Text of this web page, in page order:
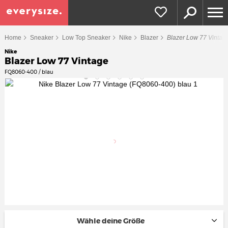
Home Sneaker Low Top Sneaker Nike Blazer Blazer Low 77
Nike
Blazer Low 77 Vintage
FQ8060-400 / blau
Wähle deine Größe